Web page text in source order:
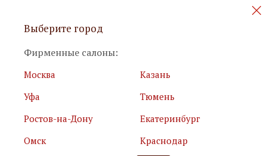
Персональные акции и новинки
Я принимаю
условия использования сайта
Выберите город
Фирменные салоны:
Москва
Казань
Уфа
Тюмень
Ростов-на-Дону
Екатеринбург
Омск
Краснодар